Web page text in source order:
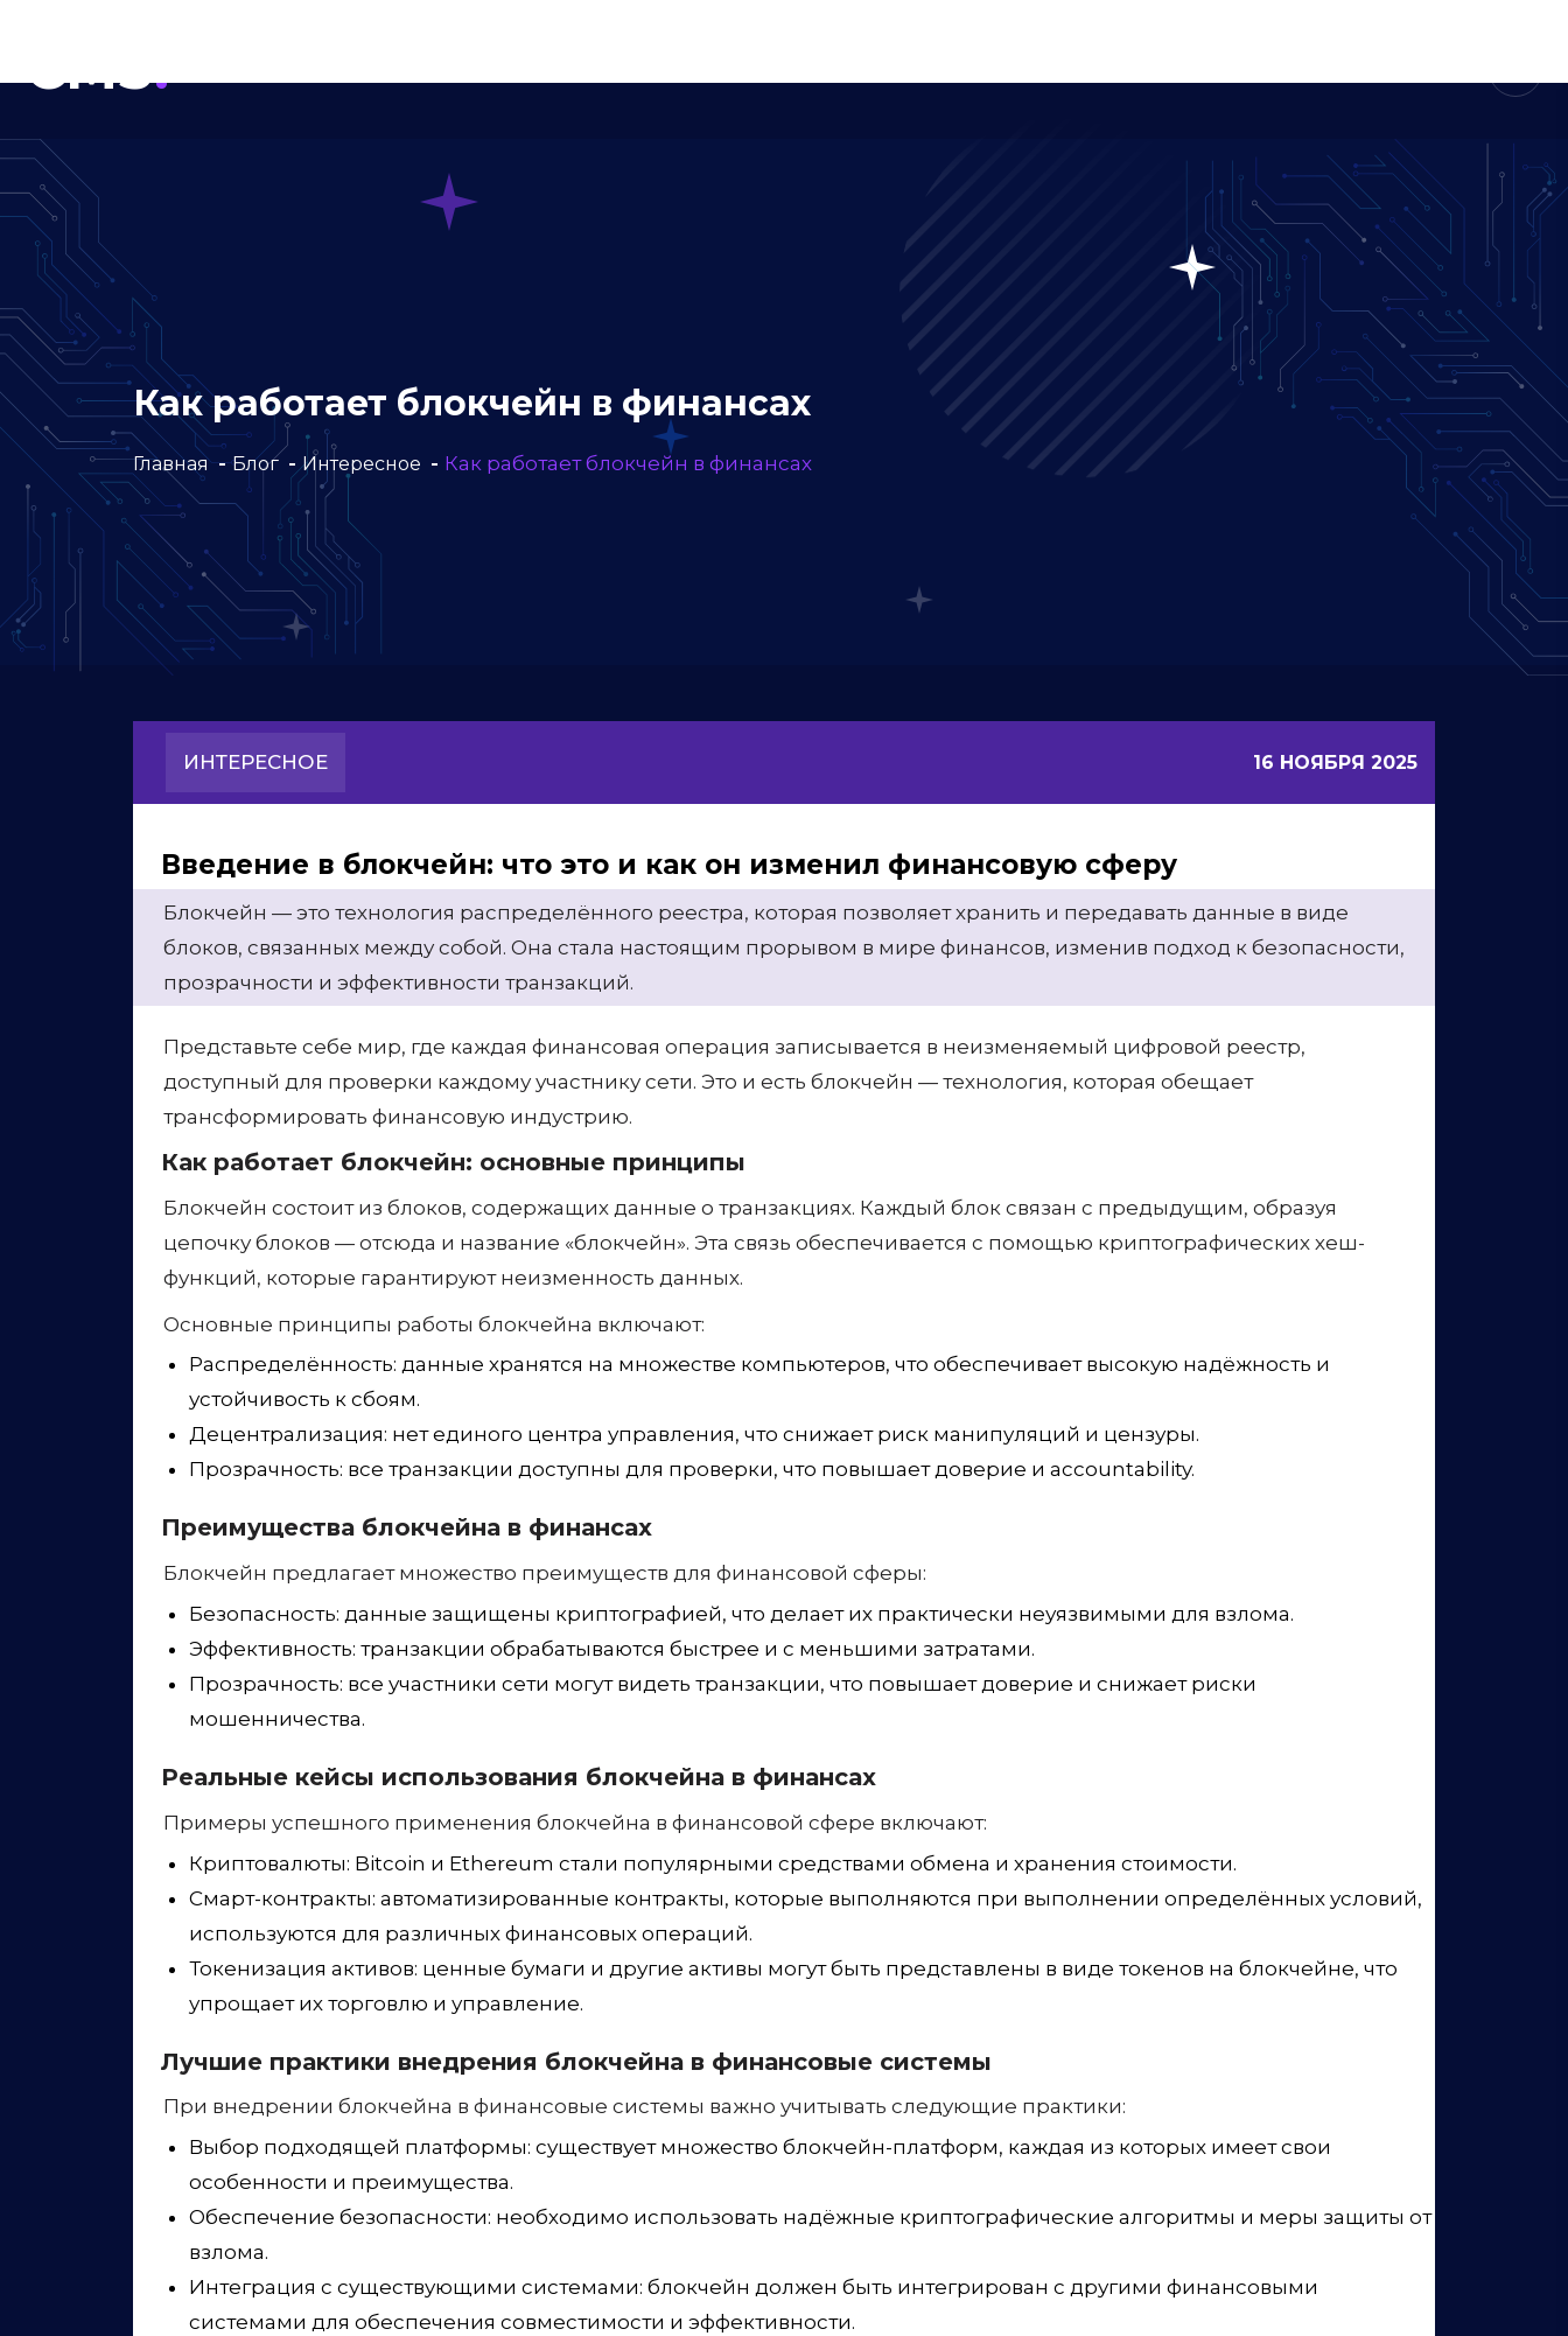
CMS.
Как работает блокчейн в финансах
Главная Блог Интересное Как работает блокчейн в финансах
ИНТЕРЕСНОЕ 16 НОЯБРЯ 2025
Введение в блокчейн: что это и как он изменил финансовую сферу
Блокчейн — это технология распределённого реестра, которая позволяет хранить и передавать данные в виде
блоков, связанных между собой. Она стала настоящим прорывом в мире финансов, изменив подход к безопасности,
прозрачности и эффективности транзакций.
Представьте себе мир, где каждая финансовая операция записывается в неизменяемый цифровой реестр,
доступный для проверки каждому участнику сети. Это и есть блокчейн — технология, которая обещает
трансформировать финансовую индустрию.
Как работает блокчейн: основные принципы
Блокчейн состоит из блоков, содержащих данные о транзакциях. Каждый блок связан с предыдущим, образуя
цепочку блоков — отсюда и название «блокчейн». Эта связь обеспечивается с помощью криптографических хеш-
функций, которые гарантируют неизменность данных.
Основные принципы работы блокчейна включают:
Распределённость: данные хранятся на множестве компьютеров, что обеспечивает высокую надёжность и
устойчивость к сбоям.
Децентрализация: нет единого центра управления, что снижает риск манипуляций и цензуры.
Прозрачность: все транзакции доступны для проверки, что повышает доверие и accountability.
Преимущества блокчейна в финансах
Блокчейн предлагает множество преимуществ для финансовой сферы:
Безопасность: данные защищены криптографией, что делает их практически неуязвимыми для взлома.
Эффективность: транзакции обрабатываются быстрее и с меньшими затратами.
Прозрачность: все участники сети могут видеть транзакции, что повышает доверие и снижает риски
мошенничества.
Реальные кейсы использования блокчейна в финансах
Примеры успешного применения блокчейна в финансовой сфере включают:
Криптовалюты: Bitcoin и Ethereum стали популярными средствами обмена и хранения стоимости.
Смарт-контракты: автоматизированные контракты, которые выполняются при выполнении определённых условий,
используются для различных финансовых операций.
Токенизация активов: ценные бумаги и другие активы могут быть представлены в виде токенов на блокчейне, что
упрощает их торговлю и управление.
Лучшие практики внедрения блокчейна в финансовые системы
При внедрении блокчейна в финансовые системы важно учитывать следующие практики:
Выбор подходящей платформы: существует множество блокчейн-платформ, каждая из которых имеет свои
особенности и преимущества.
Обеспечение безопасности: необходимо использовать надёжные криптографические алгоритмы и меры защиты от
взлома.
Интеграция с существующими системами: блокчейн должен быть интегрирован с другими финансовыми
системами для обеспечения совместимости и эффективности.